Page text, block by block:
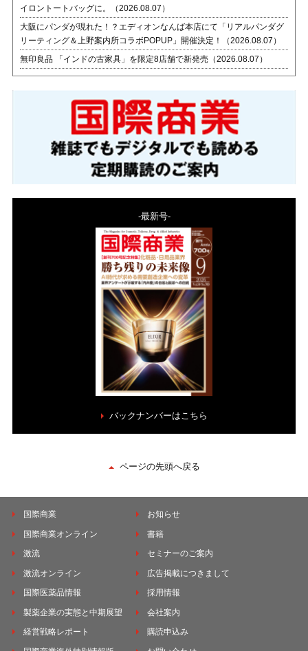
イロントートバッグに。（2026.08.07）
大阪にパンダが現れた！？エディオンなんば本店にて「リアルパンダグ
リーティング＆上野案内所コラボPOPUP」開催決定！（2026.08.07）
無印良品 「インドの古家具」を限定8店舗で新発売（2026.08.07）
-最新号-
バックナンバーはこちら
ページの先頭へ戻る
国際商業
国際商業オンライン
激流
激流オンライン
国際医薬品情報
製薬企業の実態と中期展望
経営戦略レポート
お知らせ
書籍
セミナーのご案内
広告掲載につきまして
採用情報
会社案内
購読申込み